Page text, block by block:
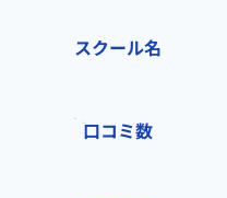
スクール名
口コミ数